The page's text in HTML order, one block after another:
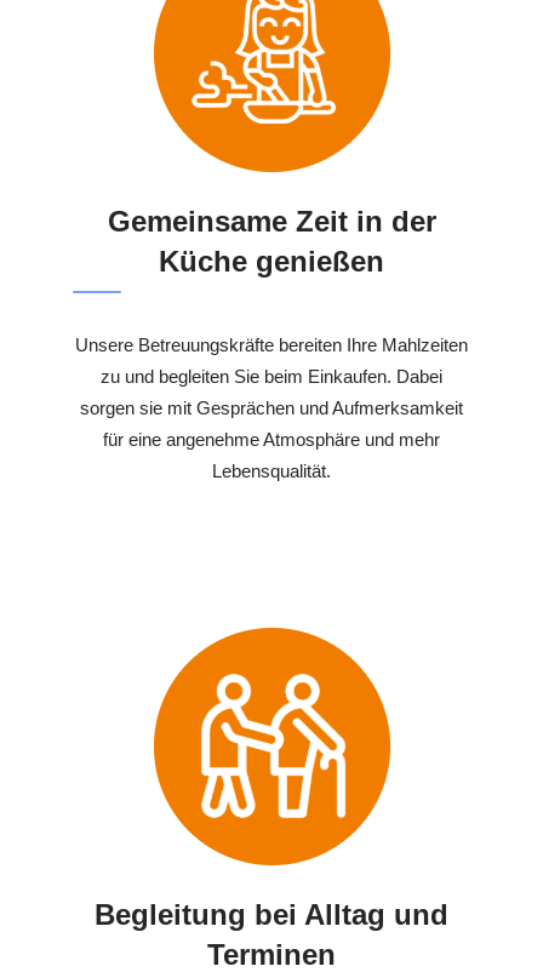
Gemeinsame Zeit in der
Küche genießen
Unsere Betreuungskräfte bereiten Ihre Mahlzeiten
zu und begleiten Sie beim Einkaufen. Dabei
sorgen sie mit Gesprächen und Aufmerksamkeit
für eine angenehme Atmosphäre und mehr
Lebensqualität.
Begleitung bei Alltag und
Terminen